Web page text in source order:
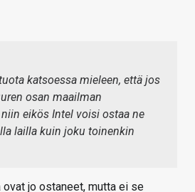
katsoessa mieleen, että jos
osan maailman
eikös Intel voisi ostaa ne
lailla kuin joku toinenkin
ovat jo ostaneet, mutta ei se